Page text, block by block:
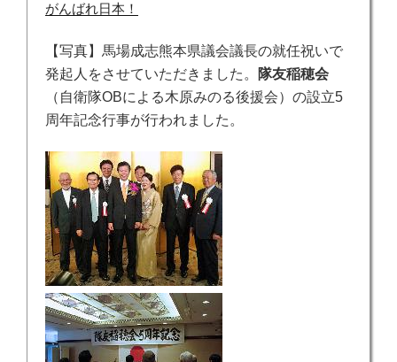
がんばれ日本！
【写真】馬場成志熊本県議会議長の就任祝いで
発起人をさせていただきました。
隊友稲穂会
（自衛隊OBによる木原みのる後援会）の設立5
周年記念行事が行われました。